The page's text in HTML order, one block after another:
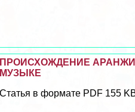
ПРОИСХОЖДЕНИЕ
МУЗЫКЕ
Статья в формате PDF 155